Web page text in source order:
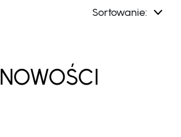
Sortowanie:
NOWOŚCI